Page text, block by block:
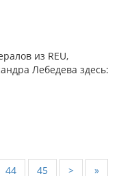
из REU,
Лебедева здесь:
44 45 > »